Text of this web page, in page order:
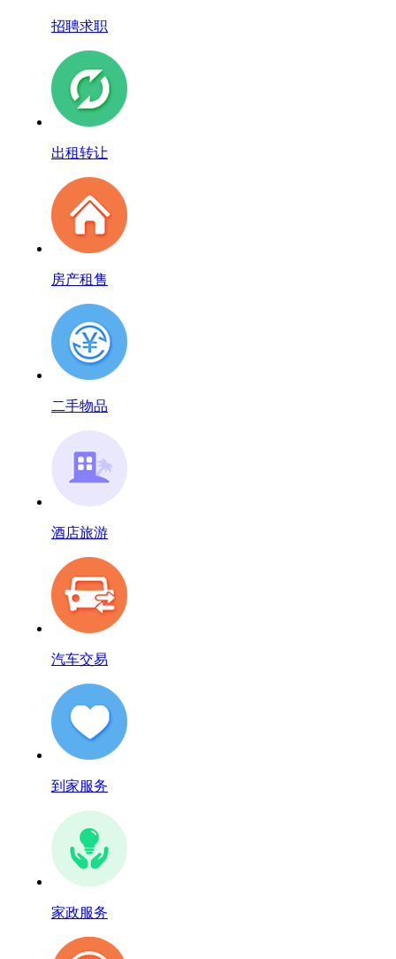
招聘求职
出租转让
房产租售
二手物品
酒店旅游
汽车交易
到家服务
家政服务